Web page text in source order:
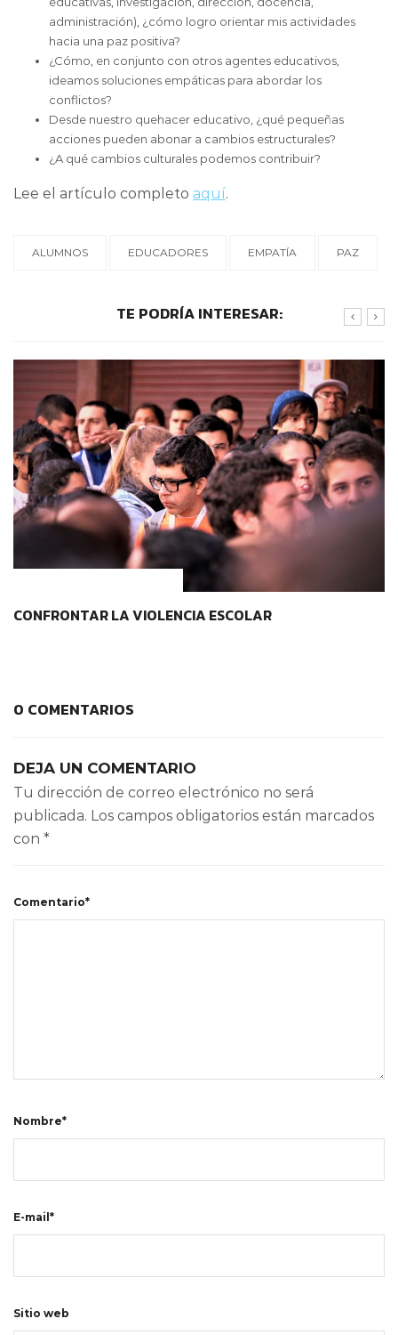
administración), ¿cómo logro orientar mis actividades
hacia una paz positiva?
¿Cómo, en conjunto con otros agentes educativos,
ideamos soluciones empáticas para abordar los
conflictos?
Desde nuestro quehacer educativo, ¿qué pequeñas
acciones pueden abonar a cambios estructurales?
¿A qué cambios culturales podemos contribuir?
Lee el artículo completo aquí.
ALUMNOS EDUCADORES EMPATÍA PAZ
TE PODRÍA INTERESAR:
CONFRONTAR LA VIOLENCIA ESCOLAR
0 COMENTARIOS
DEJA UN COMENTARIO
Tu dirección de correo electrónico no será
publicada. Los campos obligatorios están marcados
con *
Comentario*
Nombre*
E-mail*
Sitio web